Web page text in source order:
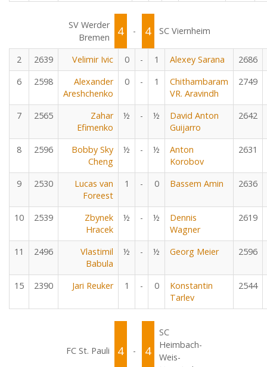
SV Werder
Bremen
4 - 4 SC Viernheim
2 2639 Velimir Ivic 0 - 1 Alexey Sarana
2686
6
2598
Alexander
Areshchenko
0 - 1
Chithambaram
VR. Aravindh
2749
7 2565
Zahar
Efimenko
½ - ½
David Anton
Guijarro
2642
8 2596
Bobby Sky
Cheng
½ - ½
Anton
Korobov
2631
9 2530
Lucas van
Foreest
1 - 0 Bassem Amin 2636
10 2539
Zbynek
Hracek
½ - ½
Dennis
Wagner
2619
11 2496
Vlastimil
Babula
½ - ½ Georg Meier 2596
15 2390 Jari Reuker 1 - 0
Konstantin
Tarlev
2544
FC St. Pauli 4 - 4
SC
Heimbach-
Weis-